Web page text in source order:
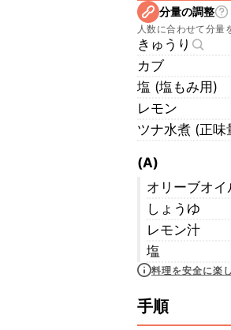
分量の調整
人数に合わせて分量
きゅうり
カブ
塩 (塩もみ用)
レモン
ツナ水煮 (正味
(A)
オリーブオイ
しょうゆ
レモン汁
塩
料理を安全に楽
手順